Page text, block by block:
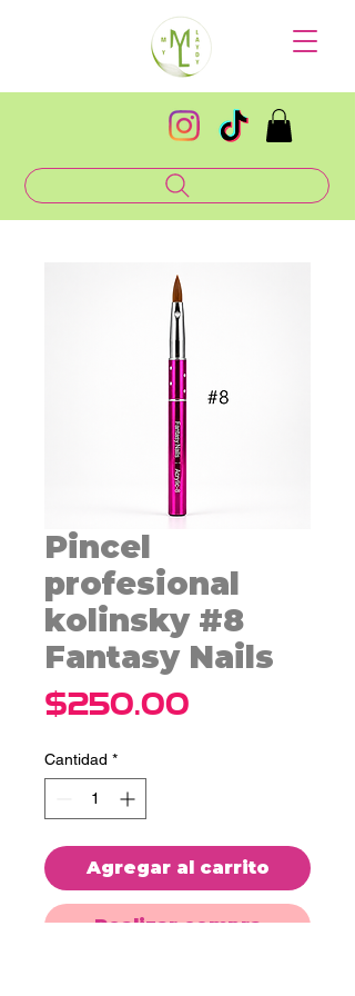
Pincel
profesional
kolinsky #8
Fantasy Nails
$250.00
Cantidad *
Agregar al carrito
Realizar compra